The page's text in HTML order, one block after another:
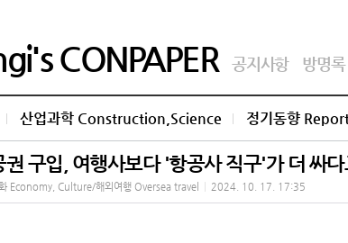
CONPAPER 공지사항 방명록
산업과학 Construction,Science 정기동향
권 구입, 여행사보다 '항공사 직구'가 더 싸
Economy, Culture/해외여행 Oversea travel 2024. 10. 17. 17:35